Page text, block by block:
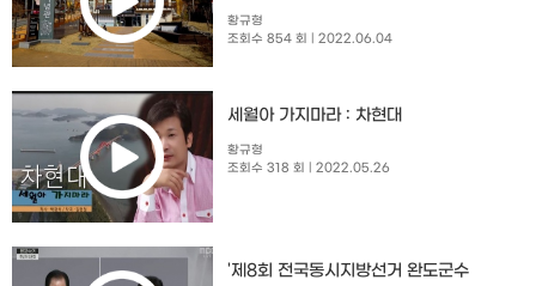
황규형
조회수 854 회
| 2022.06.04
세월아 가지마라 : 차현대
황규형
조회수 318 회
| 2022.05.26
'제8회 전국동시지방선거 완도군수